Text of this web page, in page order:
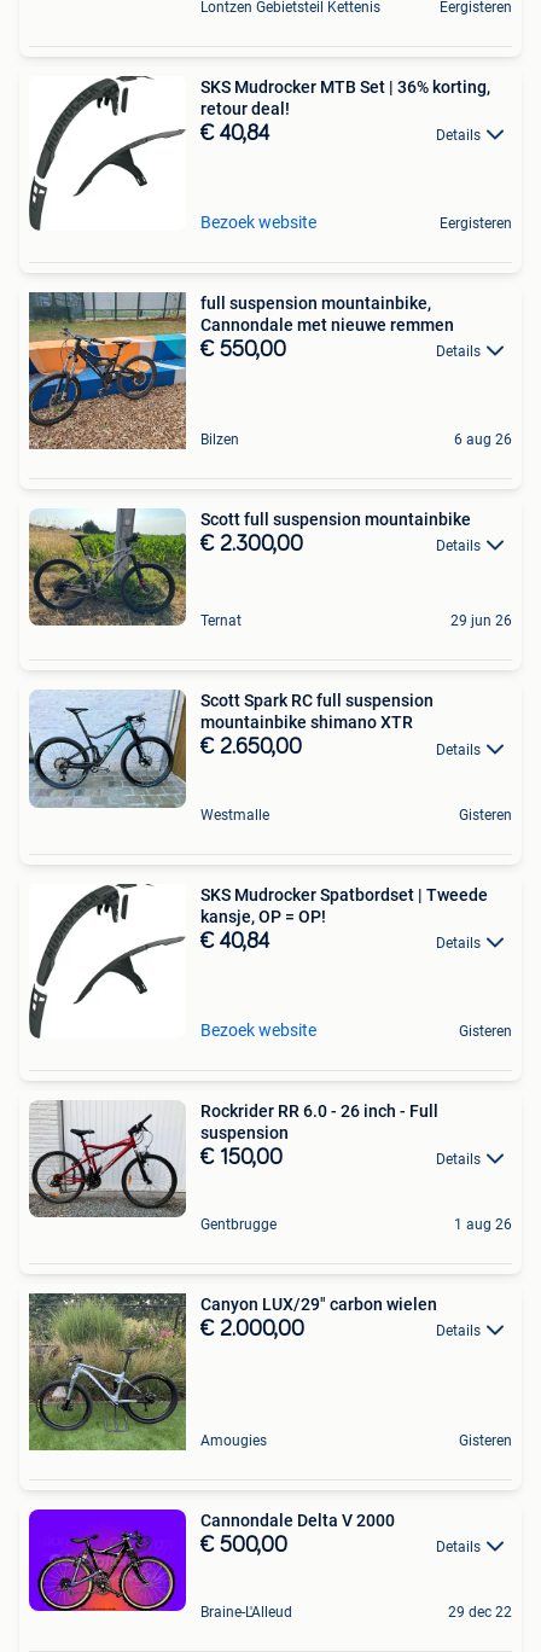
Lontzen Gebietsteil Kettenis Eergisteren
SKS Mudrocker MTB Set | 36% korting,
retour deal!
€ 40,84 Details
Bezoek website Eergisteren
full suspension mountainbike,
Cannondale met nieuwe remmen
€ 550,00 Details
Bilzen 6 aug 26
Scott full suspension mountainbike
€ 2.300,00 Details
Ternat 29 jun 26
Scott Spark RC full suspension
mountainbike shimano XTR
€ 2.650,00 Details
Westmalle Gisteren
SKS Mudrocker Spatbordset | Tweede
kansje, OP = OP!
€ 40,84 Details
Bezoek website Gisteren
Rockrider RR 6.0 - 26 inch - Full
suspension
€ 150,00 Details
Gentbrugge 1 aug 26
Canyon LUX/29" carbon wielen
€ 2.000,00 Details
Amougies Gisteren
Cannondale Delta V 2000
€ 500,00 Details
Braine-L'Alleud 29 dec 22